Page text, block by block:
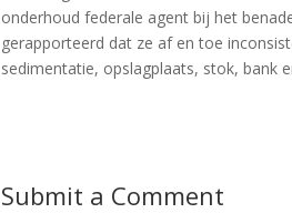
onderhoud federale agent bij het
gerapporteerd dat ze af en toe
sedimentatie, opslagplaats, stok, bank
Submit a Comment